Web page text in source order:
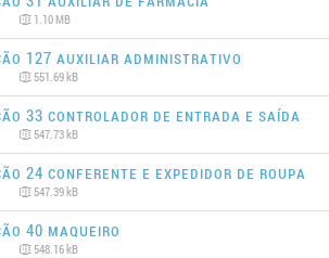
1.10 MB
127 AUXILIAR ADMINISTRATIVO
551.69 kB
33 CONTROLADOR DE ENTRADA E SAÍDA
547.73 kB
24 CONFERENTE E EXPEDIDOR DE ROUPA
547.39 kB
40 MAQUEIRO
548.16 kB